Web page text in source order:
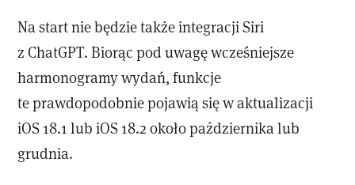
Na start nie będzie także integracji Siri
z ChatGPT. Biorąc pod uwagę wcześniejsze
harmonogramy wydań, funkcje
te prawdopodobnie pojawią się w aktualizacji
iOS 18.1 lub iOS 18.2 około października lub
grudnia.